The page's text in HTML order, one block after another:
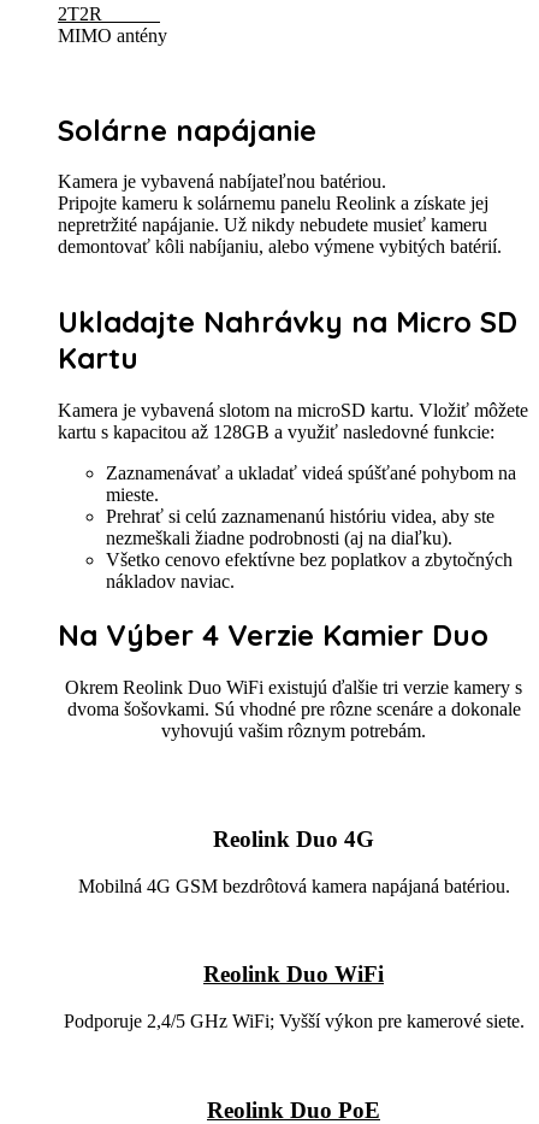
2T2R
MIMO antény
Solárne napájanie
Kamera je vybavená nabíjateľnou batériou.
Pripojte kameru k solárnemu panelu Reolink a získate jej
nepretržité napájanie. Už nikdy nebudete musieť kameru
demontovať kôli nabíjaniu, alebo výmene vybitých batérií.
Ukladajte Nahrávky na Micro SD
Kartu
Kamera je vybavená slotom na microSD kartu. Vložiť môžete
kartu s kapacitou až 128GB a využiť nasledovné funkcie:
Zaznamenávať a ukladať videá spúšťané pohybom na
mieste.
Prehrať si celú zaznamenanú históriu videa, aby ste
nezmeškali žiadne podrobnosti (aj na diaľku).
Všetko cenovo efektívne bez poplatkov a zbytočných
nákladov naviac.
Na Výber 4 Verzie Kamier Duo
Okrem Reolink Duo WiFi existujú ďalšie tri verzie kamery s
dvoma šošovkami. Sú vhodné pre rôzne scenáre a dokonale
vyhovujú vašim rôznym potrebám.
Reolink Duo 4G
Mobilná 4G GSM bezdrôtová kamera napájaná batériou.
Reolink Duo WiFi
Podporuje 2,4/5 GHz WiFi; Vyšší výkon pre kamerové siete.
Reolink Duo PoE